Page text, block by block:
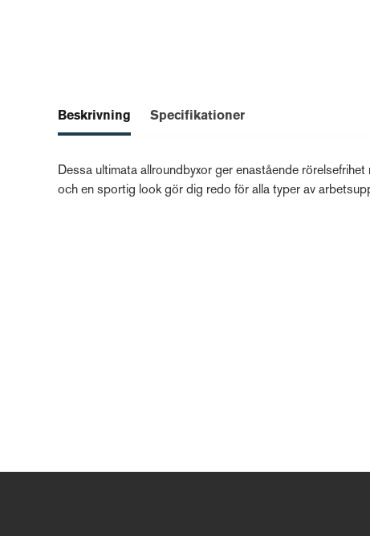
Beskrivning Specifikationer
Dessa ultimata allroundbyxor ger enastående
och en sportig look gör dig redo för alla typer av